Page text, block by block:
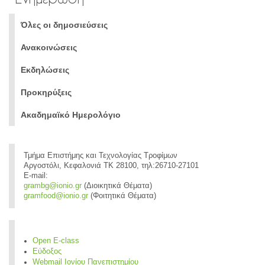
Όλες οι δημοσιεύσεις
Ανακοινώσεις
Εκδηλώσεις
Προκηρύξεις
Ακαδημαϊκό Ημερολόγιο
Τμήμα Επιστήμης και Τεχνολογίας Τροφίμων
Αργοστόλι, Κεφαλονιά ΤΚ 28100, τηλ:26710-27101
E-mail:
grambg@ionio.gr (Διοικητικά Θέματα)
gramfood@ionio.gr (Φοιτητικά Θέματα)
Open E-class
Εύδοξος
Webmail Ιονίου Πανεπιστημίου